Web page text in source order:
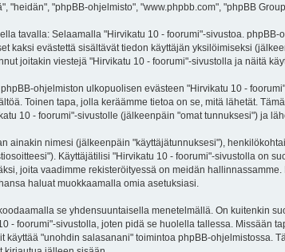
"heidän", "phpBB-ohjelmisto", "www.phpbb.com", "phpBB
tavalla: Selaamalla "Hirvikatu 10 - foorumi"-sivustoa.
kaksi evästettä sisältävät tiedon käyttäjän yksilöimiseksi
joitakin viestejä "Hirvikatu 10 - foorumi"-sivustolla ja näitä
ohjelmiston ulkopuolisen evästeen "Hirvikatu 10 -
Toinen tapa, jolla keräämme tietoa on se, mitä lähetät.
10 - foorumi"-sivustolle (jälkeenpäin "omat tunnuksesi") ja
ainakin nimesi (jälkeenpäin "käyttäjätunnuksesi"),
Käyttäjätilisi "Hirvikatu 10 - foorumi"-sivustolla on
joita vaadimme rekisteröityessä on meidän
haluat muokkaamalla omia asetuksiasi.
se yhdensuuntaisella menetelmällä. On kuitenkin
- foorumi"-sivustolla, joten pidä se huolella tallessa. Missään
käyttää "unohdin salasanani" toimintoa phpBB-ohjelmistossa.